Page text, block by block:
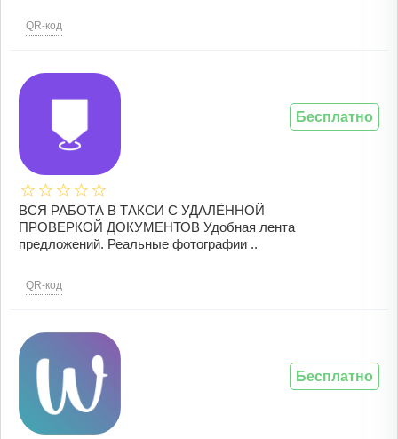
QR-код
ВСЯ РАБОТА В ТАКСИ С УДАЛЁННОЙ
ПРОВЕРКОЙ ДОКУМЕНТОВ Удобная лента
предложений. Реальные фотографии ..
QR-код
Бесплатно
Бесплатно